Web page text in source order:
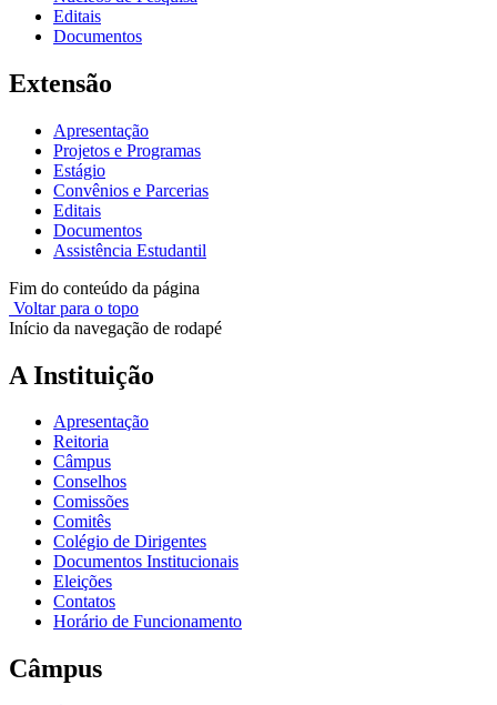
Editais
Documentos
Extensão
Apresentação
Projetos e Programas
Estágio
Convênios e Parcerias
Editais
Documentos
Assistência Estudantil
Fim do conteúdo da página
Voltar para o topo
Início da navegação de rodapé
A Instituição
Apresentação
Reitoria
Câmpus
Conselhos
Comissões
Comitês
Colégio de Dirigentes
Documentos Institucionais
Eleições
Contatos
Horário de Funcionamento
Câmpus